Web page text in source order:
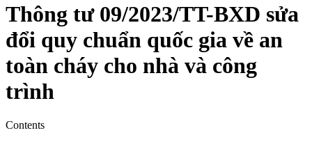
Thông tư 09/2023/TT-BXD sửa
đổi quy chuẩn quốc gia về an
toàn cháy cho nhà và công
trình
Contents